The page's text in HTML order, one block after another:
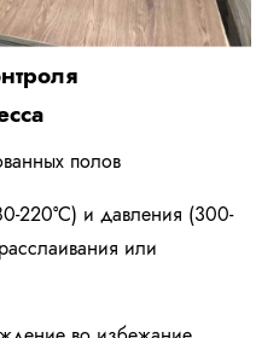
полов
220°C) и давления (300-
или